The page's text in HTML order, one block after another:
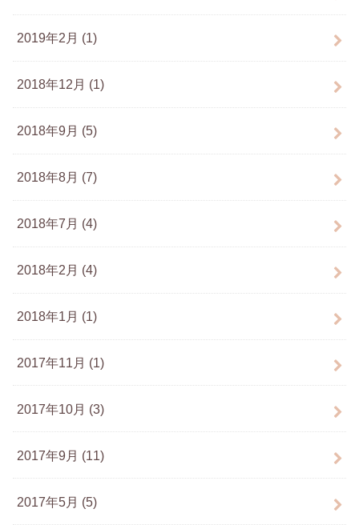
2019年2月 (1)
2018年12月 (1)
2018年9月 (5)
2018年8月 (7)
2018年7月 (4)
2018年2月 (4)
2018年1月 (1)
2017年11月 (1)
2017年10月 (3)
2017年9月 (11)
2017年5月 (5)